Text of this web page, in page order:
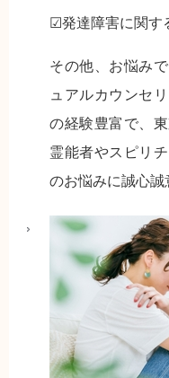
☑発達障害に関す
その他、お悩み
ュアルカウンセ
の経験豊富で、
霊能者やスピリ
のお悩みに誠心誠